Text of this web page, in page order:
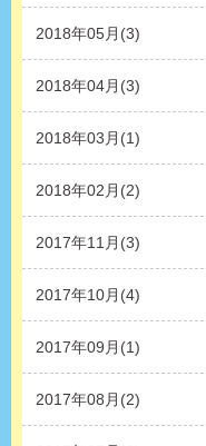
2018年05月(3)
2018年04月(3)
2018年03月(1)
2018年02月(2)
2017年11月(3)
2017年10月(4)
2017年09月(1)
2017年08月(2)